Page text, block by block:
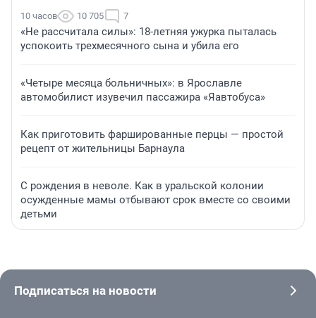
10 часов 10 705 7
«Не рассчитала силы»: 18-летняя ужурка пыталась
успокоить трехмесячного сына и убила его
«Четыре месяца больничных»: в Ярославле
автомобилист изувечил пассажира «Яавтобуса»
Как приготовить фаршированные перцы — простой
рецепт от жительницы Барнаула
С рождения в неволе. Как в уральской колонии
осужденные мамы отбывают срок вместе со своими
детьми
Подписаться на новости